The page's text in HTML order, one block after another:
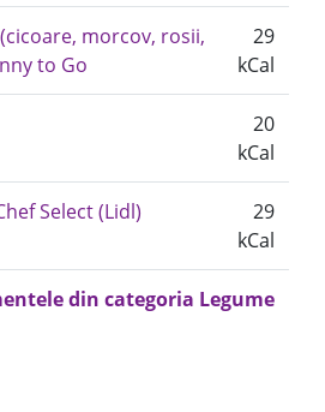
morcov, rosii,
to Go
29
kCal
20
kCal
Select (Lidl)
29
kCal
din categoria Legume